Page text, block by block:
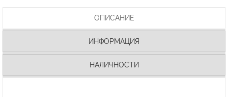
ОПИСАНИЕ
ИНФОРМАЦИЯ
НАЛИЧНОСТИ